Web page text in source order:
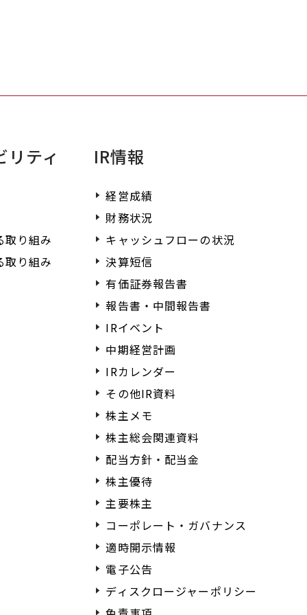
リティ
取り組み
取り組み
IR情報
経営成績
財務状況
キャッシュフローの状況
決算短信
有価証券報告書
報告書・中間報告書
IRイベント
中期経営計画
IRカレンダー
その他IR資料
株主メモ
株主総会関連資料
配当方針・配当金
株主優待
主要株主
コーポレート・ガバナンス
適時開示情報
電子公告
ディスクロージャーポリシー